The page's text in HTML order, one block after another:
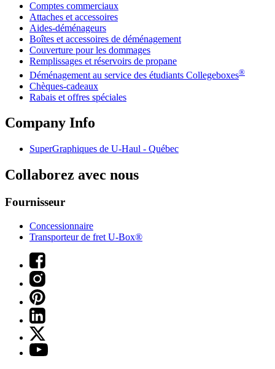
Comptes commerciaux
Attaches et accessoires
Aides-déménageurs
Boîtes et accessoires de déménagement
Couverture pour les dommages
Remplissages et réservoirs de propane
Déménagement au service des étudiants Collegeboxes®
Chèques-cadeaux
Rabais et offres spéciales
Company Info
SuperGraphiques de U-Haul - Québec
Collaborez avec nous
Fournisseur
Concessionnaire
Transporteur de fret U-Box®